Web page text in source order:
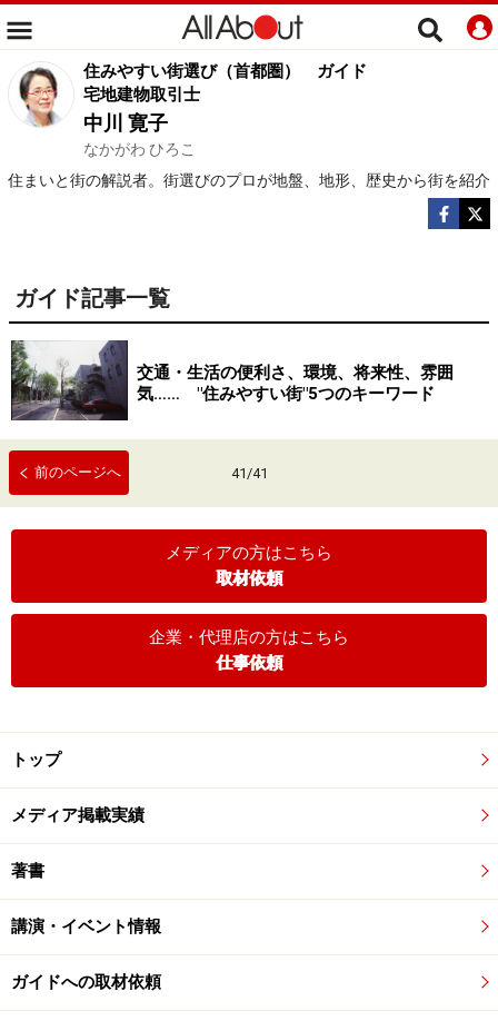
住みやすい街選び（首都圏）
ガイド
宅地建物取引士
中川 寛子
なかがわ ひろこ
住まいと街の解説者。街選びのプロが地盤、地形、歴史から街を紹介
ガイド記事一覧
交通・生活の便利さ、環境、将来性、雰囲
気…… "住みやすい街"5つのキーワード
前のページへ 41/41
メディアの方はこちら
取材依頼
企業・代理店の方はこちら
仕事依頼
トップ
メディア掲載実績
著書
講演・イベント情報
ガイドへの取材依頼